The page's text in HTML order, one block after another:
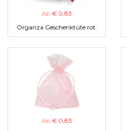
Ab € 0,83
Organza Geschenktüte rot.
Ab € 0,83